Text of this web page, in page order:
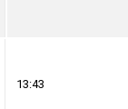
13:43